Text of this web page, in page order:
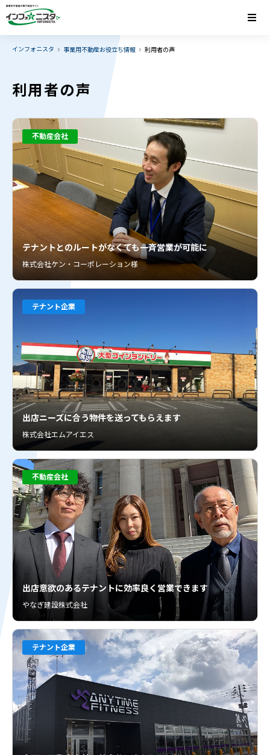
インフォニスタ 事業用不動産お役立ち情報 利用者の声
利用者の声
テナントとのルートがなくても一斉営業が可能に
株式会社ケン・コーポレーション様
不動産会社
出店ニーズに合う物件を送ってもらえます
株式会社エムアイエス
テナント企業
出店意欲のあるテナントに効率良く営業できます
やなぎ建設株式会社
不動産会社
テナント企業